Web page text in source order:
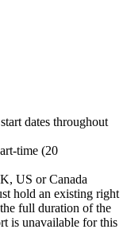
dates throughout
time (20
US or Canada
hold an existing right
full duration of the
is unavailable for this